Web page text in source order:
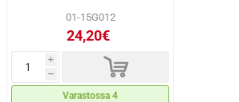
01-15G012
24,20€
i
h d
Varastossa 4